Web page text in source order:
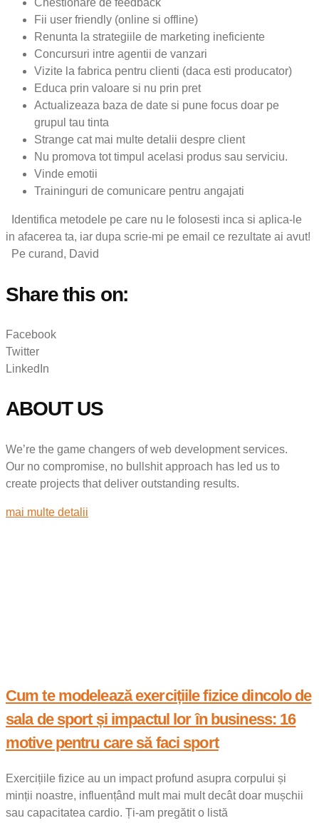
Fii user friendly (online si offline)
Renunta la strategiile de marketing ineficiente
Concursuri intre agentii de vanzari
Vizite la fabrica pentru clienti (daca esti producator)
Educa prin valoare si nu prin pret
Actualizeaza baza de date si pune focus doar pe
grupul tau tinta
Strange cat mai multe detalii despre client
Nu promova tot timpul acelasi produs sau serviciu.
Vinde emotii
Traininguri de comunicare pentru angajati
Identifica metodele pe care nu le folosesti inca si aplica-le
in afacerea ta, iar dupa scrie-mi pe email ce rezultate ai avut!
Pe curand, David
Share this on:
Facebook
Twitter
LinkedIn
ABOUT US
We’re the game changers of web development services.
Our no compromise, no bullshit approach has led us to
create projects that deliver outstanding results.
mai multe detalii
Cum te modelează exercițiile fizice dincolo de
sala de sport și impactul lor în business: 16
motive pentru care să faci sport
Exercițiile fizice au un impact profund asupra corpului și
minții noastre, influențând mult mai mult decât doar mușchii
sau capacitatea cardio. Ți-am pregătit o listă